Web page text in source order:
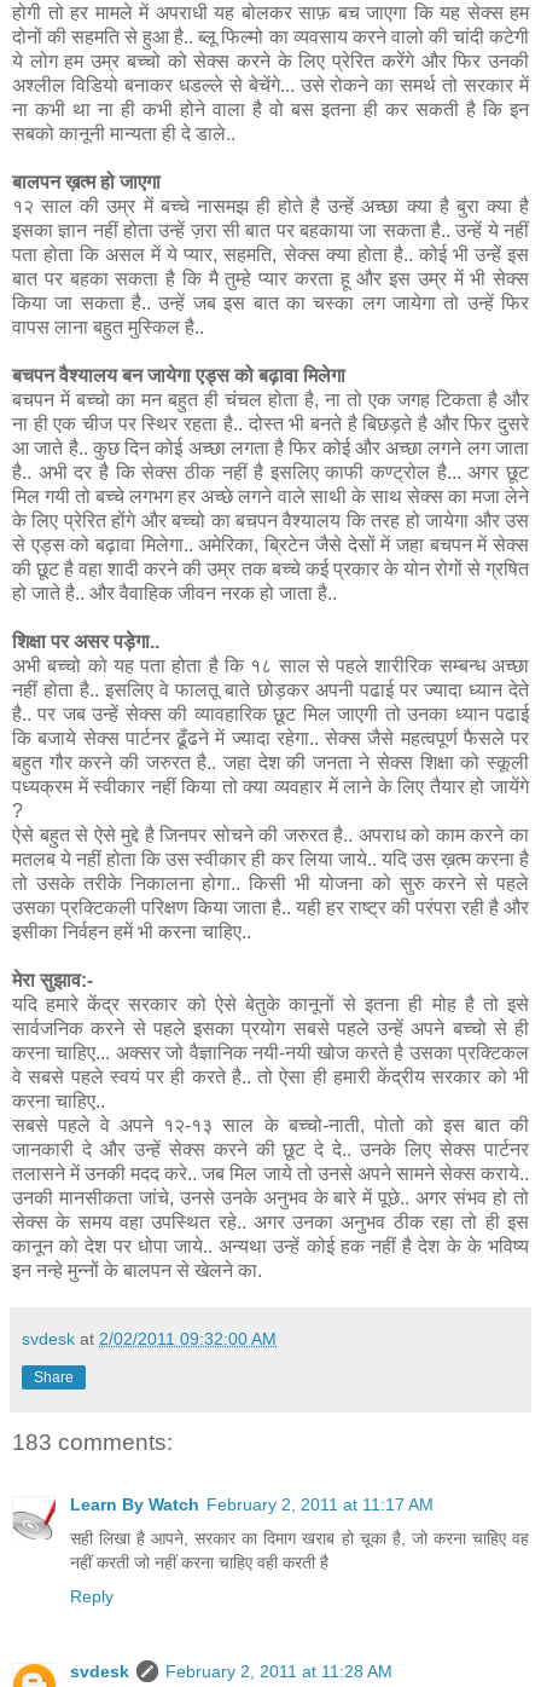
होगी तो हर मामले में अपराधी यह बोलकर साफ़ बच जाएगा कि यह सेक्स हम
दोनों की सहमति से हुआ है.. ब्लू फिल्मो का व्यवसाय करने वालो की चांदी कटेगी
ये लोग हम उम्र बच्चो को सेक्स करने के लिए प्रेरित करेंगे और फिर उनकी
अश्लील विडियो बनाकर धडल्ले से बेचेंगे... उसे रोकने का समर्थ तो सरकार में
ना कभी था ना ही कभी होने वाला है वो बस इतना ही कर सकती है कि इन
सबको कानूनी मान्यता ही दे डाले..
बालपन ख़त्म हो जाएगा
१२ साल की उम्र में बच्चे नासमझ ही होते है उन्हें अच्छा क्या है बुरा क्या है
इसका ज्ञान नहीं होता उन्हें ज़रा सी बात पर बहकाया जा सकता है.. उन्हें ये नहीं
पता होता कि असल में ये प्यार, सहमति, सेक्स क्या होता है.. कोई भी उन्हें इस
बात पर बहका सकता है कि मै तुम्हे प्यार करता हू और इस उम्र में भी सेक्स
किया जा सकता है.. उन्हें जब इस बात का चस्का लग जायेगा तो उन्हें फिर
वापस लाना बहुत मुस्किल है..
बचपन वैश्यालय बन जायेगा एड्स को बढ़ावा मिलेगा
बचपन में बच्चो का मन बहुत ही चंचल होता है, ना तो एक जगह टिकता है और
ना ही एक चीज पर स्थिर रहता है.. दोस्त भी बनते है बिछड़ते है और फिर दुसरे
आ जाते है.. कुछ दिन कोई अच्छा लगता है फिर कोई और अच्छा लगने लग जाता
है.. अभी दर है कि सेक्स ठीक नहीं है इसलिए काफी कण्ट्रोल है... अगर छूट
मिल गयी तो बच्चे लगभग हर अच्छे लगने वाले साथी के साथ सेक्स का मजा लेने
के लिए प्रेरित होंगे और बच्चो का बचपन वैश्यालय कि तरह हो जायेगा और उस
से एड्स को बढ़ावा मिलेगा.. अमेरिका, ब्रिटेन जैसे देसों में जहा बचपन में सेक्स
की छूट है वहा शादी करने की उम्र तक बच्चे कई प्रकार के योन रोगों से ग्रषित
हो जाते है.. और वैवाहिक जीवन नरक हो जाता है..
शिक्षा पर असर पड़ेगा..
अभी बच्चो को यह पता होता है कि १८ साल से पहले शारीरिक सम्बन्ध अच्छा
नहीं होता है.. इसलिए वे फालतू बाते छोड़कर अपनी पढाई पर ज्यादा ध्यान देते
है.. पर जब उन्हें सेक्स की व्यावहारिक छूट मिल जाएगी तो उनका ध्यान पढाई
कि बजाये सेक्स पार्टनर ढूँढने में ज्यादा रहेगा.. सेक्स जैसे महत्वपूर्ण फैसले पर
बहुत गौर करने की जरुरत है.. जहा देश की जनता ने सेक्स शिक्षा को स्कूली
पध्यक्रम में स्वीकार नहीं किया तो क्या व्यवहार में लाने के लिए तैयार हो जायेंगे
?
ऐसे बहुत से ऐसे मुद्दे है जिनपर सोचने की जरुरत है.. अपराध को काम करने का
मतलब ये नहीं होता कि उस स्वीकार ही कर लिया जाये.. यदि उस ख़त्म करना है
तो उसके तरीके निकालना होगा.. किसी भी योजना को सुरु करने से पहले
उसका प्रक्टिकली परिक्षण किया जाता है.. यही हर राष्ट्र की परंपरा रही है और
इसीका निर्वहन हमें भी करना चाहिए..
मेरा सुझाव:-
यदि हमारे केंद्र सरकार को ऐसे बेतुके कानूनों से इतना ही मोह है तो इसे
सार्वजनिक करने से पहले इसका प्रयोग सबसे पहले उन्हें अपने बच्चो से ही
करना चाहिए... अक्सर जो वैज्ञानिक नयी-नयी खोज करते है उसका प्रक्टिकल
वे सबसे पहले स्वयं पर ही करते है.. तो ऐसा ही हमारी केंद्रीय सरकार को भी
करना चाहिए..
सबसे पहले वे अपने १२-१३ साल के बच्चो-नाती, पोतो को इस बात की
जानकारी दे और उन्हें सेक्स करने की छूट दे दे.. उनके लिए सेक्स पार्टनर
तलासने में उनकी मदद करे.. जब मिल जाये तो उनसे अपने सामने सेक्स कराये..
उनकी मानसीकता जांचे, उनसे उनके अनुभव के बारे में पूछे.. अगर संभव हो तो
सेक्स के समय वहा उपस्थित रहे.. अगर उनका अनुभव ठीक रहा तो ही इस
कानून को देश पर धोपा जाये.. अन्यथा उन्हें कोई हक नहीं है देश के के भविष्य
इन नन्हे मुन्नों के बालपन से खेलने का.
svdesk at 2/02/2011 09:32:00 AM
Share
183 comments:
Learn By Watch February 2, 2011 at 11:17 AM
सही लिखा है आपने, सरकार का दिमाग खराब हो चूका है, जो करना चाहिए वह
नहीं करती जो नहीं करना चाहिए वही करती है
Reply
svdesk
February 2, 2011 at 11:28 AM